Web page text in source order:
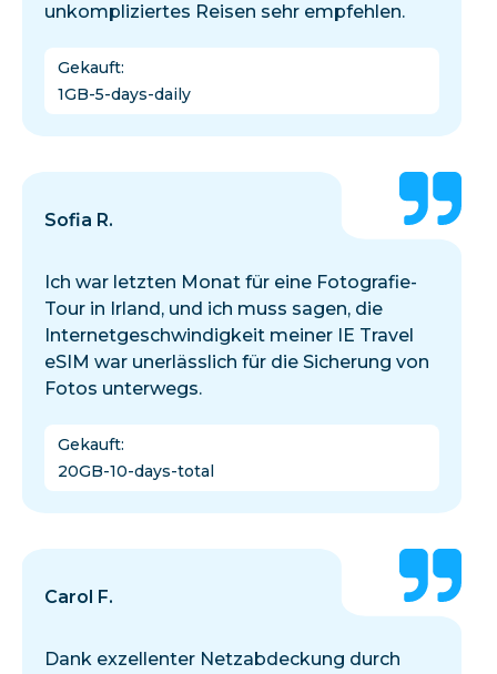
unkompliziertes Reisen sehr empfehlen.
Gekauft:
1GB-5-days-daily
Sofia R.
Ich war letzten Monat für eine Fotografie-
Tour in Irland, und ich muss sagen, die
Internetgeschwindigkeit meiner IE Travel
eSIM war unerlässlich für die Sicherung von
Fotos unterwegs.
Gekauft:
20GB-10-days-total
Carol F.
Dank exzellenter Netzabdeckung durch